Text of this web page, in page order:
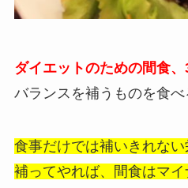
ダイエットのための間食、
バランスを補うものを食べ
食事だけでは補いきれな
補ってやれば、間食はマ